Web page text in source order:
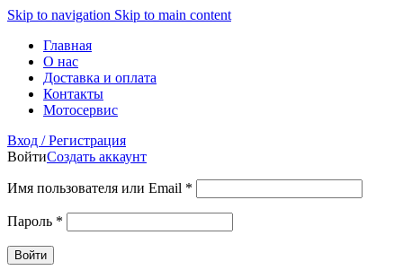
Skip to navigation Skip to main content
Главная
О нас
Доставка и оплата
Контакты
Мотосервис
Вход / Регистрация
ВойтиСоздать аккаунт
Имя пользователя или Email *
Пароль *
Войти